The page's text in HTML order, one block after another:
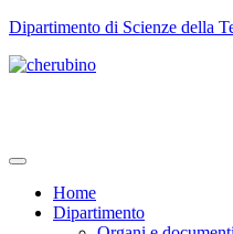
Dipartimento di Scienze della
Home
Dipartimento